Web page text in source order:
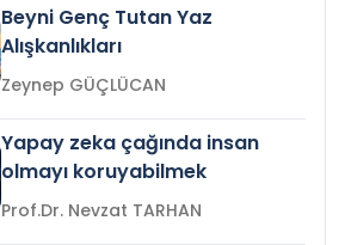
Beyni Genç Tutan Yaz
Alışkanlıkları
Zeynep GÜÇLÜCAN
Yapay zeka çağında insan
olmayı koruyabilmek
Prof.Dr. Nevzat TARHAN